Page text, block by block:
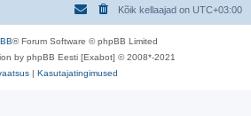
Kõik kellaajad on UTC+03:00
® Forum Software © phpBB Limited
by phpBB Eesti [Exabot] © 2008*-2021
| Kasutajatingimused